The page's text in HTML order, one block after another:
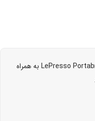
قهوه‌ساز قابل‌حمل ۴ در ۱ لِپرسو مدل LePresso Portabrew به همراه